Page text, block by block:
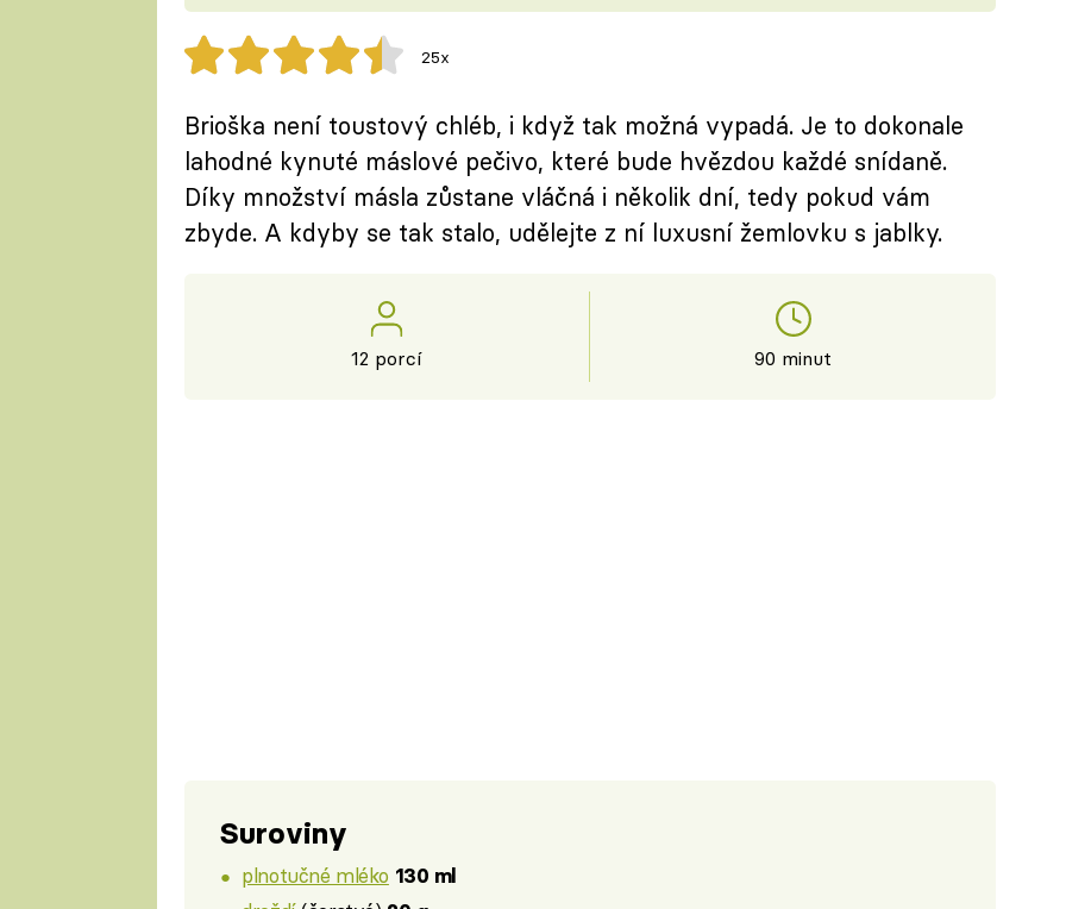
25x
Brioška není toustový chléb, i když tak možná vypadá. Je to dokonale
lahodné kynuté máslové pečivo, které bude hvězdou každé snídaně.
Díky množství másla zůstane vláčná i několik dní, tedy pokud vám
zbyde. A kdyby se tak stalo, udělejte z ní luxusní žemlovku s jablky.
12 porcí 90 minut
Suroviny
plnotučné mléko 130 ml